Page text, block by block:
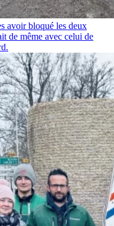
avoir bloqué les deux
de même avec celui de